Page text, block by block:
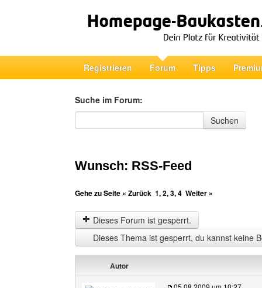
Registrieren Forum Tipps
Suche im Forum:
Suche im Forum
Suchen
Wunsch: RSS-Feed
Gehe zu Seite « Zurück 1,2,3,4 Weiter »
Dieses Forum ist gesperrt.
Dieses Thema ist gesperrt, du kannst keine
Autor